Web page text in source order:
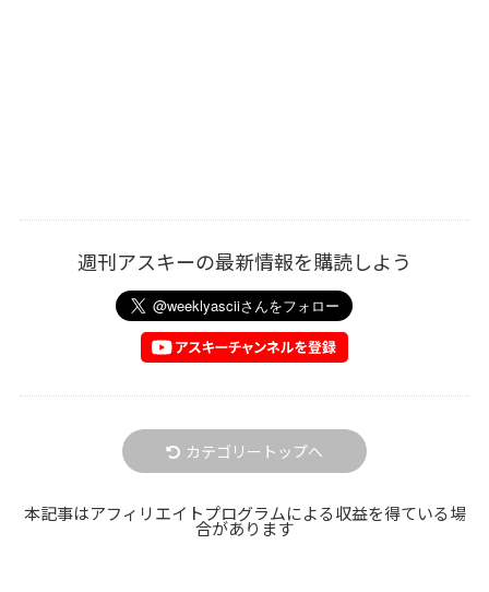
週刊アスキーの最新情報を購読しよう
カテゴリートップへ
本記事はアフィリエイトプログラムによる収益を得ている場
合があります